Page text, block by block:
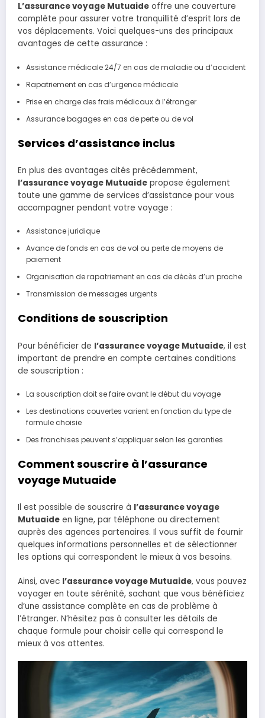
L’assurance voyage Mutuaide offre une couverture
complète pour assurer votre tranquillité d’esprit lors de
vos déplacements. Voici quelques-uns des principaux
avantages de cette assurance :
Assistance médicale 24/7 en cas de maladie ou d’accident
Rapatriement en cas d’urgence médicale
Prise en charge des frais médicaux à l’étranger
Assurance bagages en cas de perte ou de vol
Services d’assistance inclus
En plus des avantages cités précédemment,
l’assurance voyage Mutuaide propose également
toute une gamme de services d’assistance pour vous
accompagner pendant votre voyage :
Assistance juridique
Avance de fonds en cas de vol ou perte de moyens de
paiement
Organisation de rapatriement en cas de décès d’un proche
Transmission de messages urgents
Conditions de souscription
Pour bénéficier de l’assurance voyage Mutuaide, il est
important de prendre en compte certaines conditions
de souscription :
La souscription doit se faire avant le début du voyage
Les destinations couvertes varient en fonction du type de
formule choisie
Des franchises peuvent s’appliquer selon les garanties
Comment souscrire à l’assurance
voyage Mutuaide
Il est possible de souscrire à l’assurance voyage
Mutuaide en ligne, par téléphone ou directement
auprès des agences partenaires. Il vous suffit de fournir
quelques informations personnelles et de sélectionner
les options qui correspondent le mieux à vos besoins.
Ainsi, avec l’assurance voyage Mutuaide, vous pouvez
voyager en toute sérénité, sachant que vous bénéficiez
d’une assistance complète en cas de problème à
l’étranger. N’hésitez pas à consulter les détails de
chaque formule pour choisir celle qui correspond le
mieux à vos attentes.